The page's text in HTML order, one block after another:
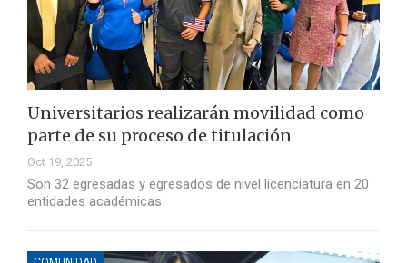
Universitarios realizarán movilidad como
parte de su proceso de titulación
Oct 19, 2025
Son 32 egresadas y egresados de nivel licenciatura en 20
entidades académicas